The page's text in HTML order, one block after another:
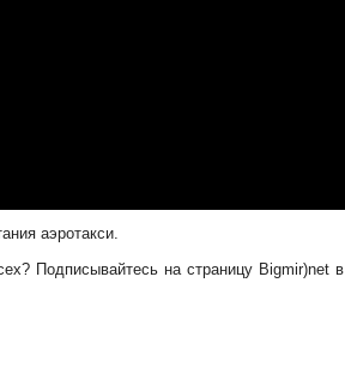
аэротакси.
Подписывайтесь на страницу Bigmir)net в